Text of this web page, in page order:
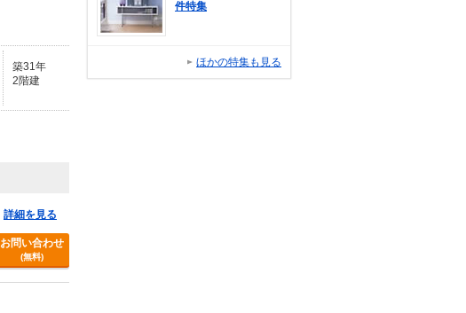
築31年
2階建
詳細を見る
お問い合わせ
(無料)
件特集
ほかの特集も見る